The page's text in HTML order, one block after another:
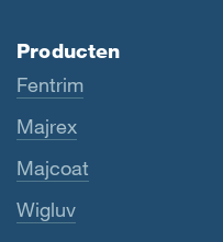
Producten
Fentrim
Majrex
Majcoat
Wigluv